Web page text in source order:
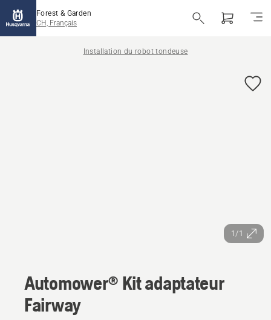
Forest & Garden
CH, Français
Installation du robot tondeuse
1/1
Automower® Kit adaptateur
Fairway